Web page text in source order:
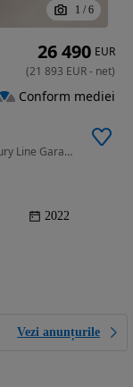
1 / 6
1998 cm3 • 292 CP • Bmw 530e plug in hibrid Luxury Line Garantie / Posibilitate Finantare
2022
Vezi anunțurile
26 490 EUR
(21 893 EUR- net)
Conform mediei